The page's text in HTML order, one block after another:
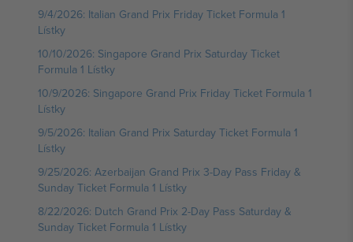
9/4/2026: Italian Grand Prix Friday Ticket Formula 1
Lístky
10/10/2026: Singapore Grand Prix Saturday Ticket
Formula 1 Lístky
10/9/2026: Singapore Grand Prix Friday Ticket Formula 1
Lístky
9/5/2026: Italian Grand Prix Saturday Ticket Formula 1
Lístky
9/25/2026: Azerbaijan Grand Prix 3-Day Pass Friday &
Sunday Ticket Formula 1 Lístky
8/22/2026: Dutch Grand Prix 2-Day Pass Saturday &
Sunday Ticket Formula 1 Lístky